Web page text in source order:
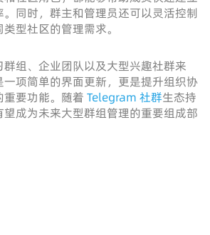
同时，群主和管理员还可以灵活控制
型社区的管理需求。
组、企业团队以及大型兴趣社群来
项简单的界面更新，更是提升组织协
要功能。随着 Telegram 社群生态持
成为未来大型群组管理的重要组成部